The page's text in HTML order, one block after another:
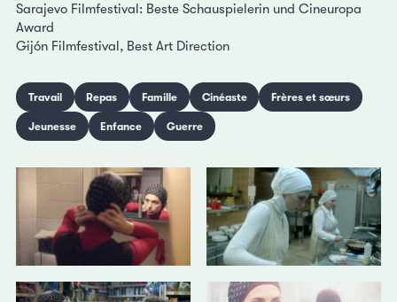
Sarajevo Filmfestival: Beste Schauspielerin und Cineuropa
Award
Gijón Filmfestival, Best Art Direction
Travail Repas Famille Cinéaste Frères et sœurs
Jeunesse Enfance Guerre